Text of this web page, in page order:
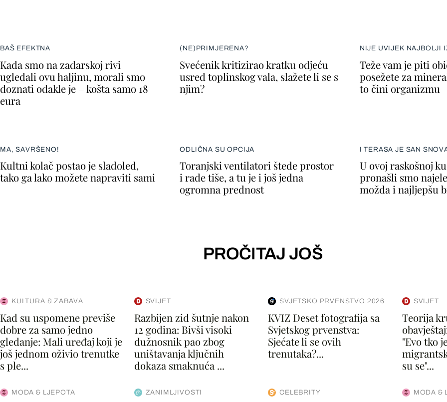
BAŠ EFEKTNA
Kada smo na zadarskoj rivi
ugledali ovu haljinu, morali smo
doznati odakle je – košta samo 18
eura
(NE)PRIMJERENA?
Svećenik kritizirao kratku odjeću
usred toplinskog vala, slažete li se s
njim?
NIJE UVIJEK NAJBOLJI
Teže vam je piti
posežete za
to čini organizmu
MA, SAVRŠENO!
Kultni kolač postao je sladoled,
tako ga lako možete napraviti sami
ODLIČNA SU OPCIJA
Toranjski ventilatori štede prostor
i rade tiše, a tu je i još jedna
ogromna prednost
I TERASA JE SAN
U ovoj raskošnoj
pronašli smo
možda i najljepšu
PROČITAJ JOŠ
KULTURA & ZABAVA
Kad su uspomene previše
dobre za samo jedno
gledanje: Mali uređaj koji je
još jednom oživio trenutke
s ple...
SVIJET
Razbijen zid šutnje nakon
12 godina: Bivši visoki
dužnosnik pao zbog
uništavanja ključnih
dokaza smaknuća ...
SVJETSKO PRVENSTVO 2026
KVIZ Deset fotografija sa
Svjetskog prvenstva:
Sjećate li se ovih
trenutaka?...
SVIJET
Teorija
"Evo tko
su se"...
MODA & LJEPOTA ZANIMLJIVOSTI CELEBRITY MODA &